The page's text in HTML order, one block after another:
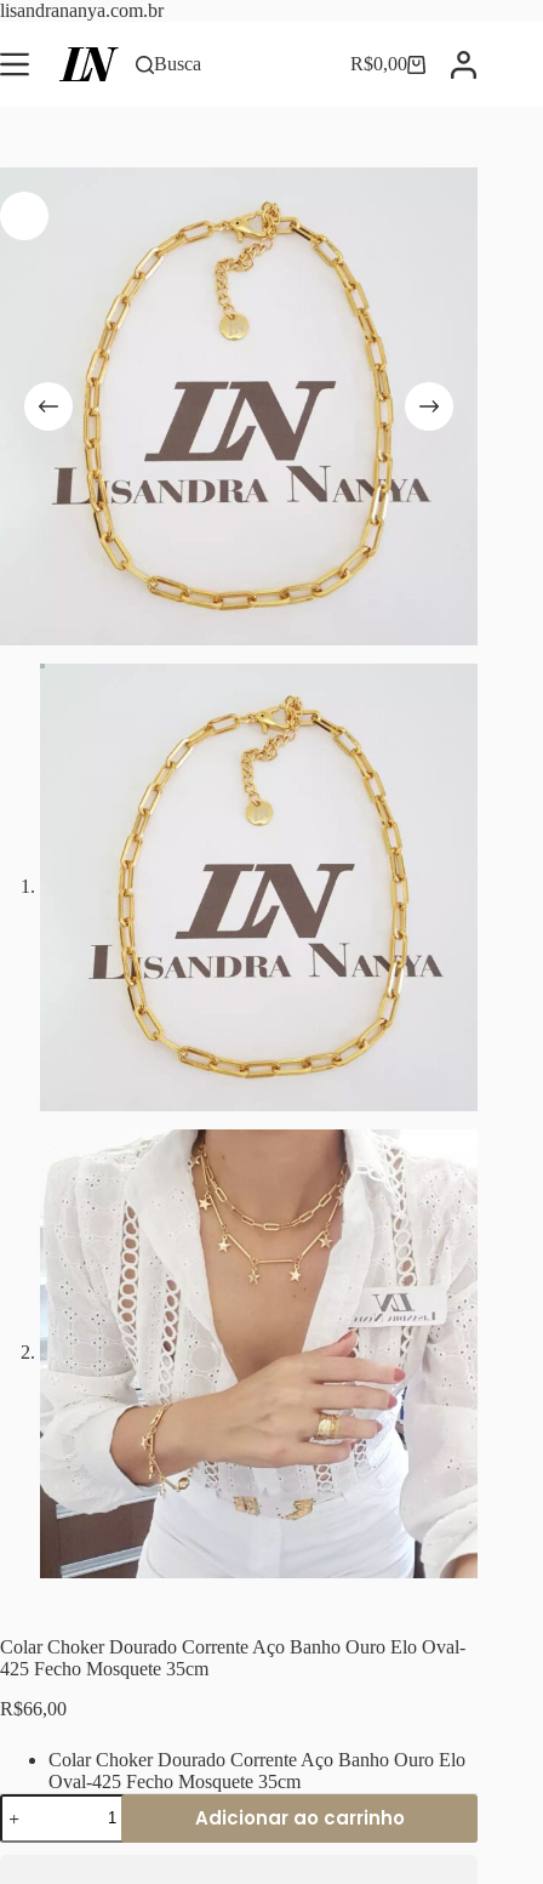
lisandrananya.com.brPular
o
conteúdo
Busca Carrinho
R$0,00
Colar Choker Dourado Corrente Aço Banho Ouro Elo Oval-
425 Fecho Mosquete 35cm
R$66,00
Colar Choker Dourado Corrente Aço Banho Ouro Elo
Oval-425 Fecho Mosquete 35cm
Colar
Choker
Dourado
Adicionar ao carrinho